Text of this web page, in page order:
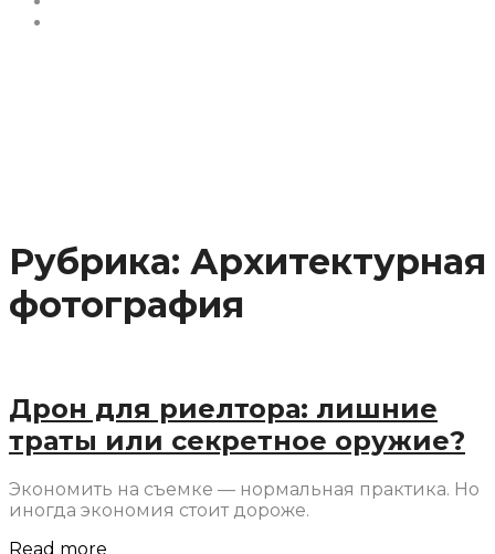
Рубрика: Архитектурная
фотография
Дрон для риелтора: лишние
траты или секретное оружие?
Экономить на съемке — нормальная практика. Но
иногда экономия стоит дороже.
Read more